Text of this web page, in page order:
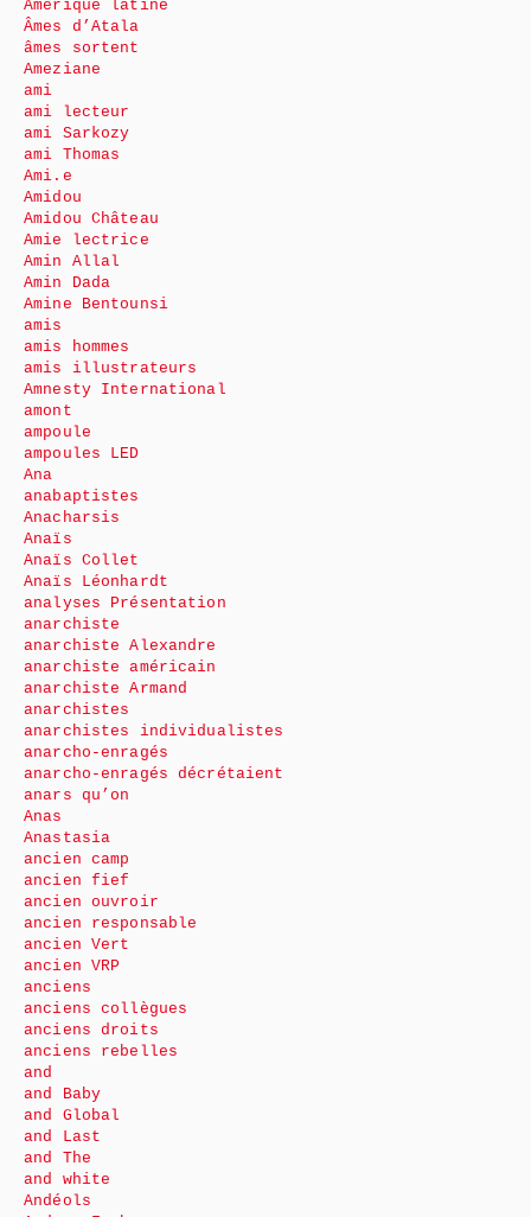
Amérique latine
Âmes d’Atala
âmes sortent
Ameziane
ami
ami lecteur
ami Sarkozy
ami Thomas
Ami.e
Amidou
Amidou Château
Amie lectrice
Amin Allal
Amin Dada
Amine Bentounsi
amis
amis hommes
amis illustrateurs
Amnesty International
amont
ampoule
ampoules LED
Ana
anabaptistes
Anacharsis
Anaïs
Anaïs Collet
Anaïs Léonhardt
analyses Présentation
anarchiste
anarchiste Alexandre
anarchiste américain
anarchiste Armand
anarchistes
anarchistes individualistes
anarcho-enragés
anarcho-enragés décrétaient
anars qu’on
Anas
Anastasia
ancien camp
ancien fief
ancien ouvroir
ancien responsable
ancien Vert
ancien VRP
anciens
anciens collègues
anciens droits
anciens rebelles
and
and Baby
and Global
and Last
and The
and white
Andéols